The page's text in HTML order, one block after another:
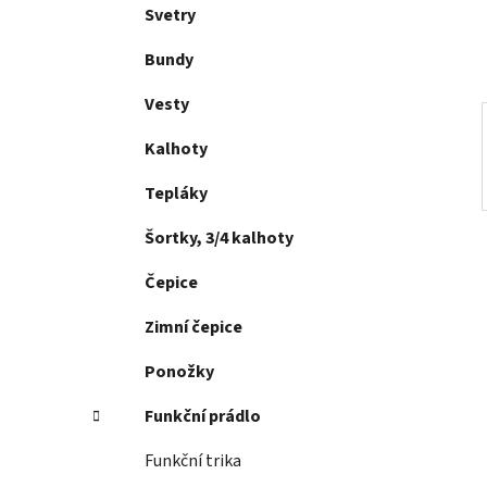
Svetry
Bundy
Vesty
Kalhoty
Tepláky
Šortky, 3/4 kalhoty
Čepice
Zimní čepice
Ponožky
Funkční prádlo
Funkční trika